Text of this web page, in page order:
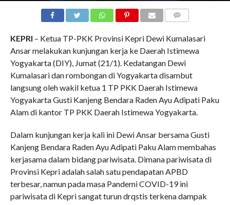
KEPRI – Ketua TP-PKK Provinsi Kepri Dewi Kumalasari
Ansar melakukan kunjungan kerja ke Daerah Istimewa
Yogyakarta (DIY), Jumat (21/1). Kedatangan Dewi
Kumalasari dan rombongan di Yogyakarta disambut
langsung oleh wakil ketua 1 TP PKK Daerah Istimewa
Yogyakarta Gusti Kanjeng Bendara Raden Ayu Adipati Paku
Alam di kantor TP PKK Daerah Istimewa Yogyakarta.
Dalam kunjungan kerja kali ini Dewi Ansar bersama Gusti
Kanjeng Bendara Raden Ayu Adipati Paku Alam membahas
kerjasama dalam bidang pariwisata. Dimana pariwisata di
Provinsi Kepri adalah salah satu pendapatan APBD
terbesar, namun pada masa Pandemi COVID-19 ini
pariwisata di Kepri sangat turun drqstis terkena dampak